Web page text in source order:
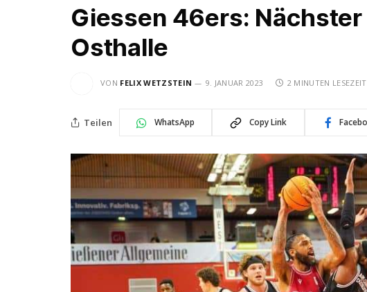
Giessen 46ers: Nächster
Osthalle
VON FELIX WETZSTEIN 9. JANUAR 2023 2 MINUTEN LESEZEIT
Teilen WhatsApp Copy Link